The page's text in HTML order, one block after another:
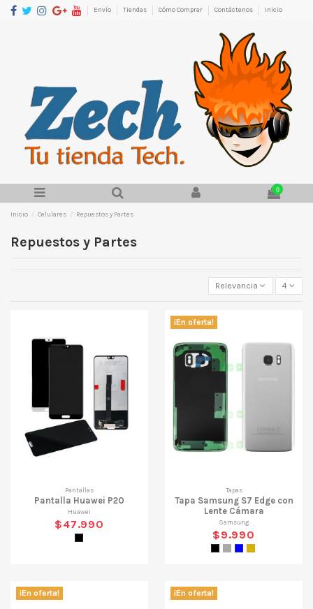
Envío Tiendas Cómo Comprar Contáctenos Inicio
0
Inicio Celulares Repuestos y Partes
Repuestos y Partes
Relevancia 4
Pantallas
Pantalla Huawei P20
Huawei
$47.990
Negro
¡En oferta!
Tapas
Tapa Samsung S7 Edge con
Lente Cámara
Samsung
$9.990
Negro
GrisAzulDorado
¡En oferta! ¡En oferta!